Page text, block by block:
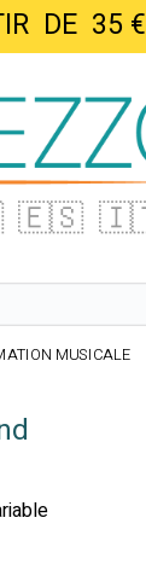
DE
🇪🇸
MUSICALE